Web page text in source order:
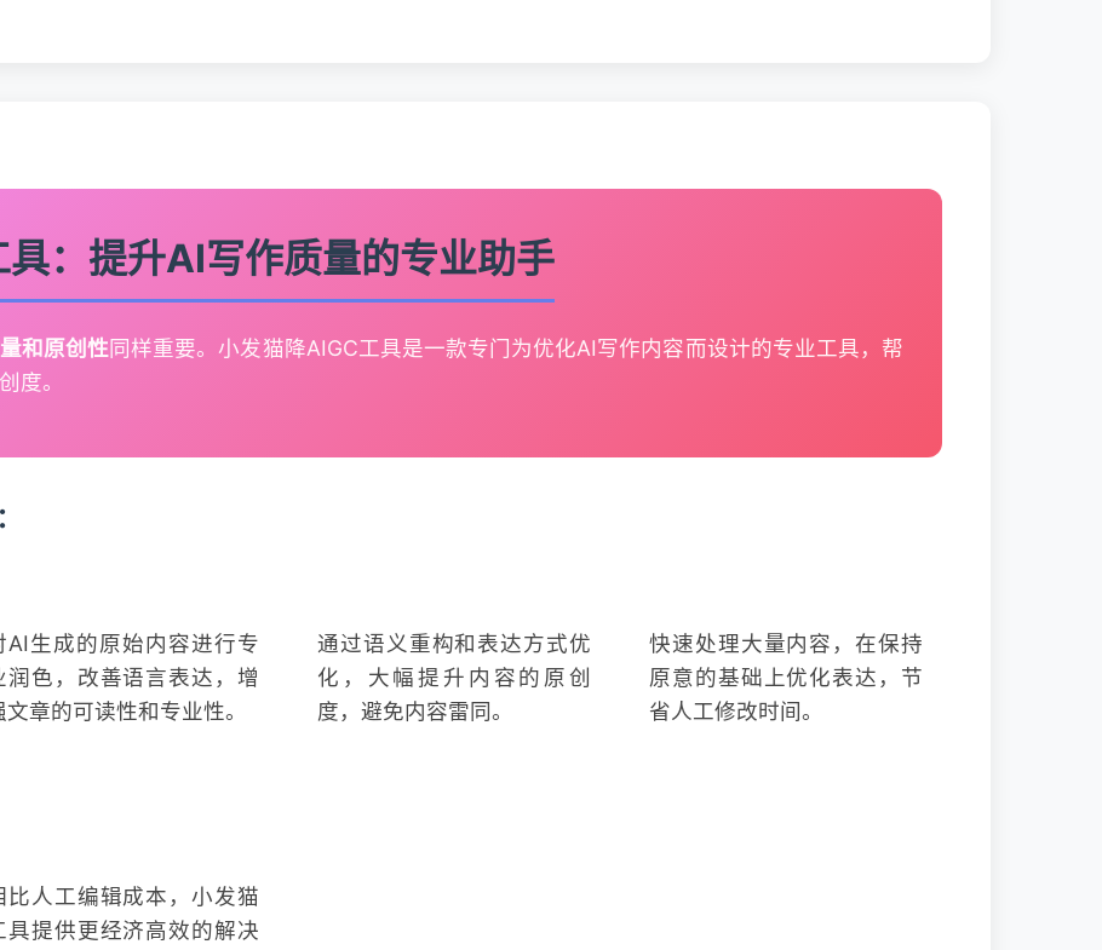
：提升AI写作质量的专业助手
和原创性同样重要。小发猫降AIGC工具是一款专门为优化AI写作内容而设计的专业工具，帮
度。
AI生成的原始内容进行专
润色，改善语言表达，增
文章的可读性和专业性。
通过语义重构和表达方式优
化，大幅提升内容的原创
度，避免内容雷同。
快速处理大量内容，在保持
原意的基础上优化表达，节
省人工修改时间。
比人工编辑成本，小发猫
具提供更经济高效的解决